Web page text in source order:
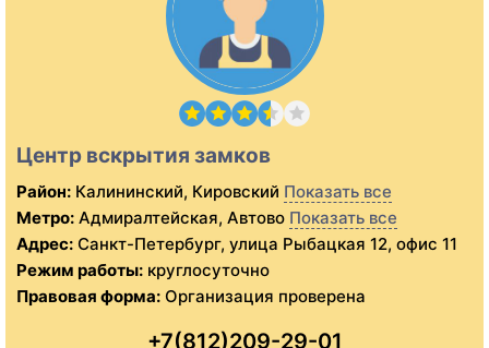
Центр вскрытия замков
Район: Калининский, Кировский Показать все
Метро: Адмиралтейская, Автово Показать все
Адрес: Санкт-Петербург, улица Рыбацкая 12, офис 11
Режим работы: круглосуточно
Правовая форма: Организация проверена
+7(812)209-29-01